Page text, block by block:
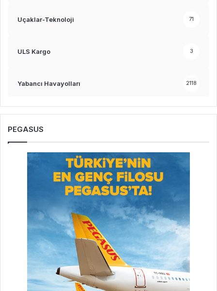
Uçaklar-Teknoloji 71
ULS Kargo 3
Yabancı Havayolları 2118
PEGASUS